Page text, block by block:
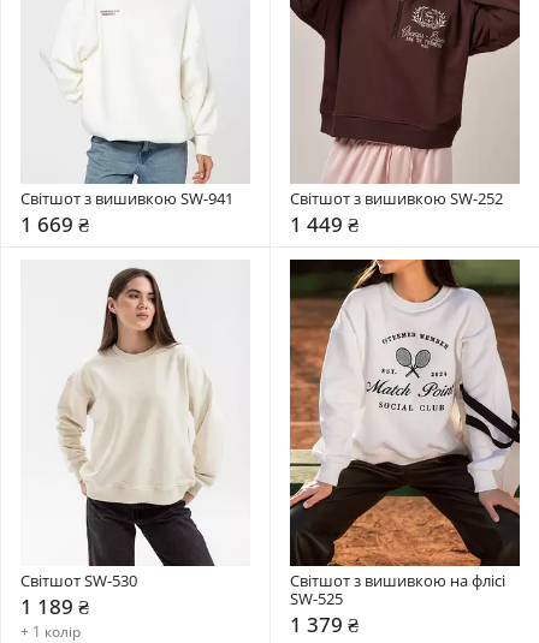
Світшот з вишивкою SW-941
1 669 ₴
Світшот з вишивкою SW-252
1 449 ₴
Світшот SW-530
1 189 ₴
+ 1 колір
Світшот з вишивкою на флісі
SW-525
1 379 ₴